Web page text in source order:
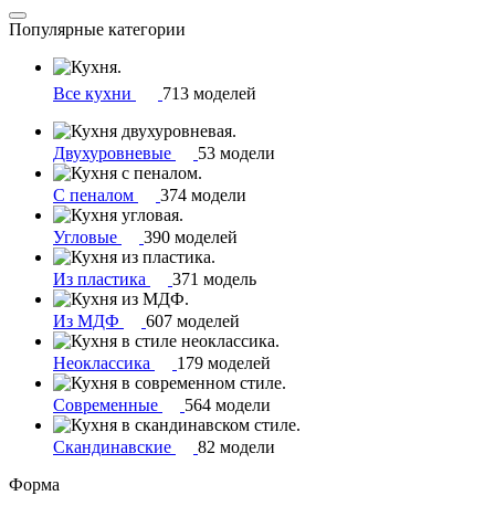
Популярные категории
Все кухни 713 моделей
Двухуровневые 53 модели
С пеналом 374 модели
Угловые 390 моделей
Из пластика 371 модель
Из МДФ 607 моделей
Неоклассика 179 моделей
Современные 564 модели
Скандинавские
82 модели
Форма